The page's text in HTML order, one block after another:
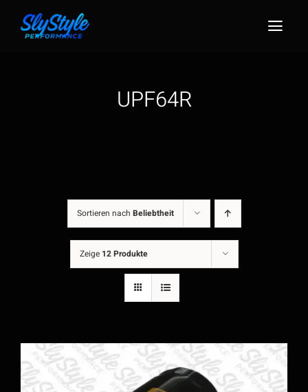
Inhalt
UPF64R
Sortieren nach Beliebtheit
Zeige 12 Produkte